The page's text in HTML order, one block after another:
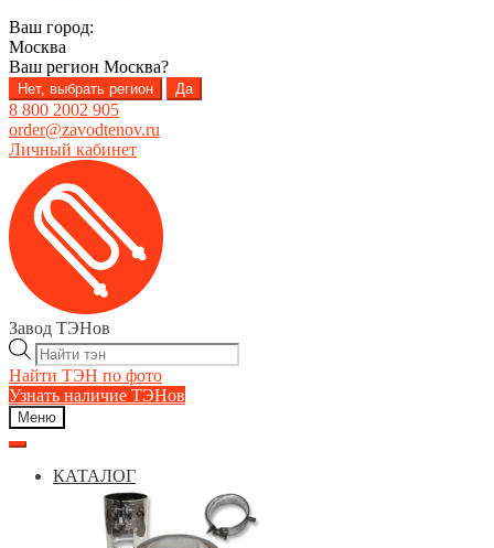
Ваш город:
Москва
Ваш регион Москва?
Нет, выбрать регион Да
8 800 2002 905
order@zavodtenov.ru
Личный кабинет
Перейти
навигации
Перейти
содержимому
Завод ТЭНов
Поиск
товаров
Найти ТЭН по фото
Узнать наличие ТЭНов
Меню
КАТАЛОГ